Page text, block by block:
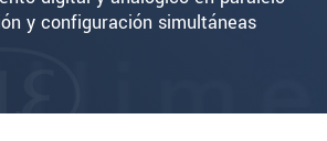
y configuración simultáneas